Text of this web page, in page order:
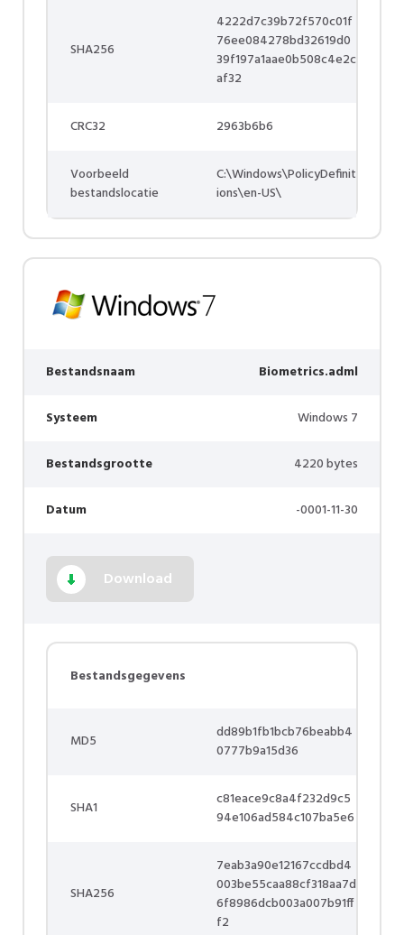
SHA256
4222d7c39b72f570c01f
76ee084278bd32619d0
39f197a1aae0b508c4e2c
af32
CRC32 2963b6b6
Voorbeeld
bestandslocatie
C:\Windows\PolicyDefinit
ions\en-US\
Bestandsnaam Biometrics.adml
Systeem Windows 7
Bestandsgrootte 4220 bytes
Datum -0001-11-30
Download
Bestandsgegevens
MD5
dd89b1fb1bcb76beabb4
0777b9a15d36
SHA1
c81eace9c8a4f232d9c5
94e106ad584c107ba5e6
SHA256
7eab3a90e12167ccdbd4
003be55caa88cf318aa7d
6f8986dcb003a007b91ff
f2